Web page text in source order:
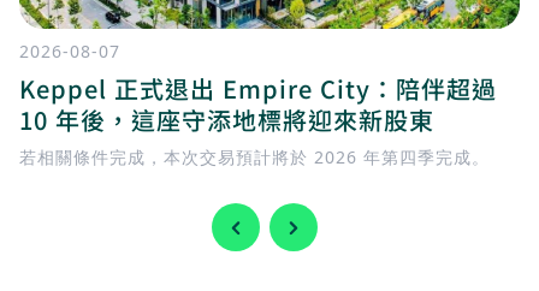
2026-08-07
Keppel 正式退出 Empire City：陪伴超過
10 年後，這座守添地標將迎來新股東
若相關條件完成，本次交易預計將於 2026 年第四季完成。